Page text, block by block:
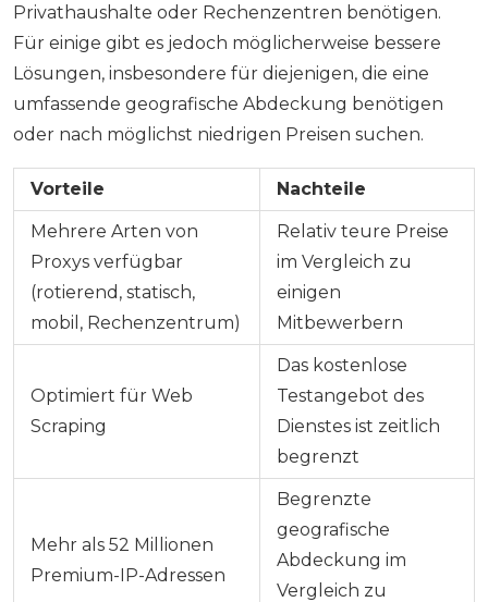
Privathaushalte oder Rechenzentren benötigen.
Für einige gibt es jedoch möglicherweise bessere
Lösungen, insbesondere für diejenigen, die eine
umfassende geografische Abdeckung benötigen
oder nach möglichst niedrigen Preisen suchen.
Vorteile Nachteile
Mehrere Arten von
Proxys verfügbar
(rotierend, statisch,
mobil, Rechenzentrum)
Relativ teure Preise
im Vergleich zu
einigen
Mitbewerbern
Optimiert für Web
Scraping
Das kostenlose
Testangebot des
Dienstes ist zeitlich
begrenzt
Mehr als 52 Millionen
Premium-IP-Adressen
Begrenzte
geografische
Abdeckung im
Vergleich zu